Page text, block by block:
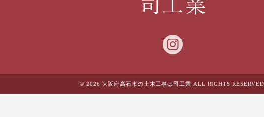
© 2026 大阪府高石市の土木工事は司工業 ALL RIGHTS RESERVED.